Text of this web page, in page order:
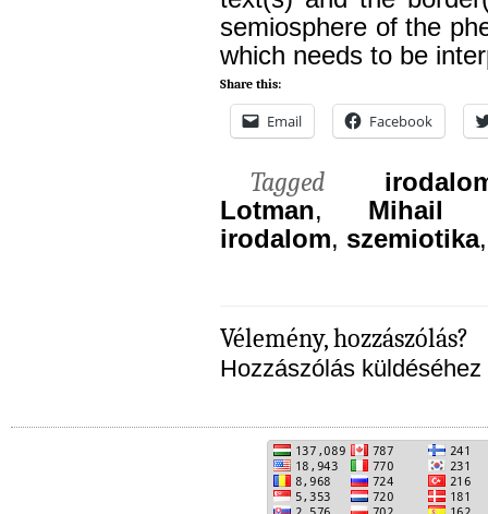
semiosphere of the
which needs to be
Share this:
Email Facebook
Tagged
Lotman, Mihail
irodalom, szemiotika
Vélemény, hozzászólás?
Hozzászólás küldéséhez